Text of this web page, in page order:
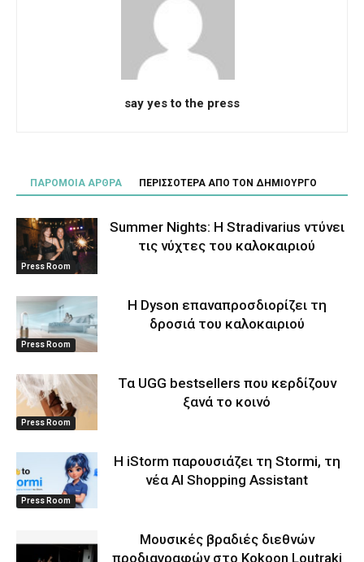
say yes to the press
ΠΑΡΟΜΟΙΑ ΑΡΘΡΑ ΠΕΡΙΣΣΟΤΕΡΑ ΑΠΟ ΤΟΝ ΔΗΜΙΟΥΡΓΟ
Press Room
Summer Nights: Η Stradivarius ντύνει
τις νύχτες του καλοκαιριού
Press Room
Η Dyson επαναπροσδιορίζει τη
δροσιά του καλοκαιριού
Press Room
Τα UGG bestsellers που κερδίζουν
ξανά το κοινό
Press Room
Η iStorm παρουσιάζει τη Stormi, τη
νέα AI Shopping Assistant
Μουσικές βραδιές διεθνών
προδιαγραφών στο Kokoon Loutraki